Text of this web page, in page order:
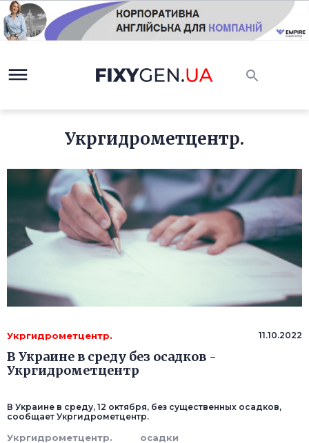
Укргидрометцентр.
Укргидрометцентр. 11.10.2022
В Украине в среду без осадков -
Укргидрометцентр
В Украине в среду, 12 октября, без существенных осадков,
сообщает Укргидрометцентр.
Укргидрометцентр. осадки